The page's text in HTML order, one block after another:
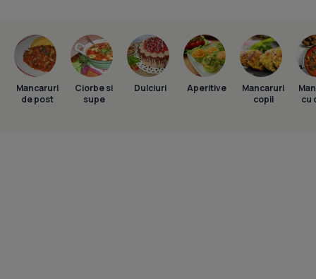
Mancaruri
de post
Ciorbe si
supe
Dulciuri Aperitive
Mancaruri
copii
cu